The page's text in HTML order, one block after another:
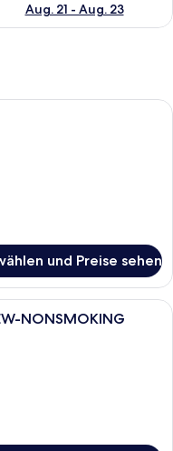
Aug. 21 - Aug. 23
mit einem großen
und Preise sehen
mit einem großen
NONSMOKING